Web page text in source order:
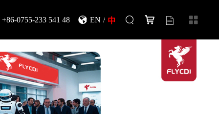
+86-0755-233 541 48 EN / 中